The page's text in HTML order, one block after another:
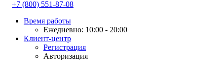
+7 (800) 551-87-08
Время работы
Ежедневно: 10:00 - 20:00
Клиент-центр
Регистрация
Авторизация